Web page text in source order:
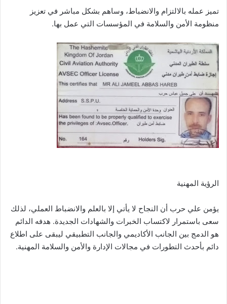
تميز عمله بالالتزام والانضباط، وساهم بشكل مباشر في تعزيز
منظومة الأمن والسلامة في المؤسسات التي عمل بها.
الرؤية المهنية
يؤمن علي حرب أن النجاح لا يأتي إلا بالعلم والانضباط العملي، لذلك
سعى باستمرار لاكتساب الخبرات والشهادات الجديدة. هدفه الدائم
هو الدمج بين الجانب الأكاديمي والجانب التطبيقي ليبقى على اطلاع
دائم بأحدث التطورات في مجالات الإدارة والأمن والسلامة المهنية.